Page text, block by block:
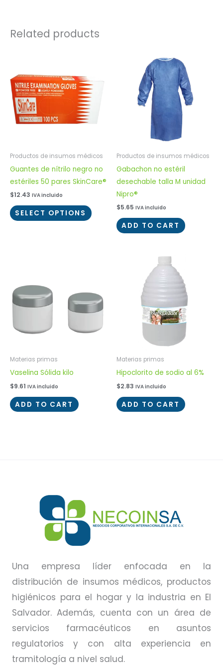
Related products
Productos de insumos médicos
Guantes de nítrilo negro no
estériles 50 pares SkinCare®
$12.43 IVA incluido
SELECT OPTIONS
Productos de insumos médicos
Gabachon no estéril
desechable talla M unidad
Nipro®
$5.65 IVA incluido
ADD TO CART
Materias primas
Vaselina Sólida kilo
$9.61 IVA incluido
ADD TO CART
Materias primas
Hipoclorito de sodio al 6%
$2.83 IVA incluido
ADD TO CART
Una empresa líder enfocada en la
distribución de insumos médicos, productos
higiénicos para el hogar y la industria en El
Salvador. Además, cuenta con un área de
servicios farmacéuticos en asuntos
regulatorios y con alta experiencia en
tramitología a nivel salud.